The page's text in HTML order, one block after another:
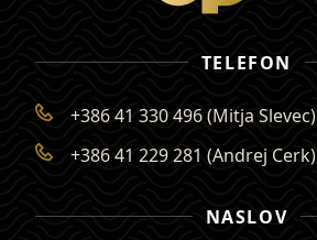
TELEFON
+386 41 330 496 (Mitja Slevec)
+386 41 229 281 (Andrej Cerk)
NASLOV